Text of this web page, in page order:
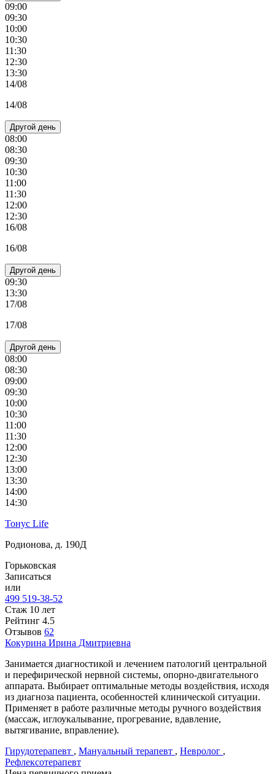
09:00
09:30
10:00
10:30
11:30
12:30
13:30
14/08
14/08
Другой день
08:00
08:30
09:30
10:30
11:00
11:30
12:00
12:30
16/08
16/08
Другой день
09:30
13:30
17/08
17/08
Другой день
08:00
08:30
09:00
09:30
10:00
10:30
11:00
11:30
12:00
12:30
13:00
13:30
14:00
14:30
Тонус Life
Родионова, д. 190Д
Горьковская
Записаться
или
499 519-38-52
Стаж 10 лет
Рейтинг 4.5
Отзывов 62
Кокурина Ирина Дмитриевна
Занимается диагностикой и лечением патологий центральной
и перефирической нервной системы, опорно-двигательного
аппарата. Выбирает оптимальные методы воздействия, исходя
из диагноза пациента, особенностей клинической ситуации.
Применяет в работе различные методы ручного воздействия
(массаж, иглоукалывание, прогревание, вдавление,
вытягивание, вправление).
Гирудотерапевт , Мануальный терапевт , Невролог ,
Рефлексотерапевт